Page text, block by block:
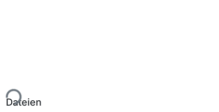
Dateien